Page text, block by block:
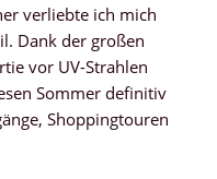
verliebte ich mich
Dank der großen
vor UV-Strahlen
Sommer definitiv
Shoppingtouren